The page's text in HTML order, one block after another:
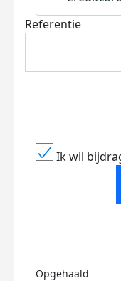
Referentie
Ik wil
Opgehaald